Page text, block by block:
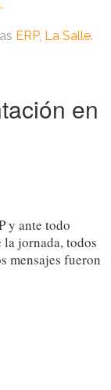
ERP, La Salle.
en
y ante todo
jornada, todos
mensajes fueron